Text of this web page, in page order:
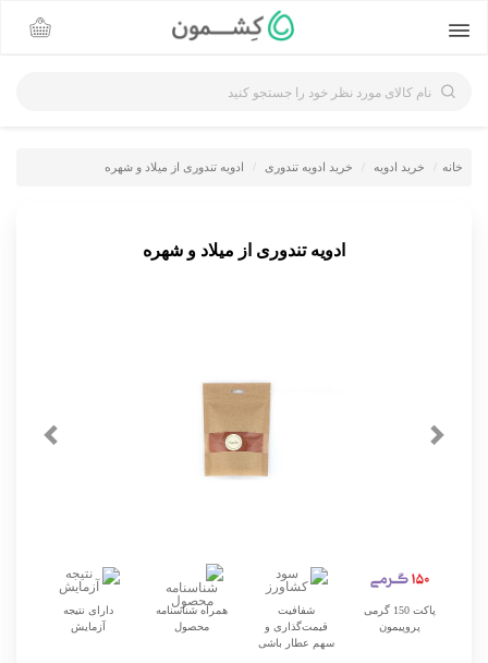
نام کالای مورد نظر خود را جستجو کنید
خانه خرید ادویه خرید ادویه تندوری ادویه تندوری از میلاد و شهره
ادویه تندوری از میلاد و شهره
پاکت 150 گرمی
پروپیمون
شفافیت
قیمت‌گذاری و
سهم عطار باشی
همراه شناسنامه
محصول
دارای نتیجه
آزمایش